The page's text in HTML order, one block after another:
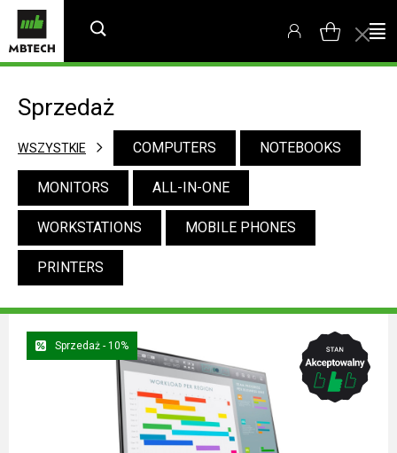
Sprzedaż
WSZYSTKIE COMPUTERS NOTEBOOKS
MONITORS ALL-IN-ONE
WORKSTATIONS MOBILE PHONES
PRINTERS
Sprzedaż - 10%